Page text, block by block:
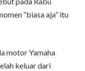
“biasa aja” itu
motor Yamaha
keluar dari